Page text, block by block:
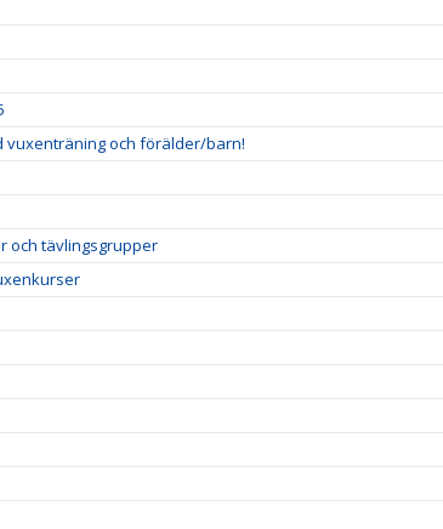
vuxenträning och förälder/barn!
och tävlingsgrupper